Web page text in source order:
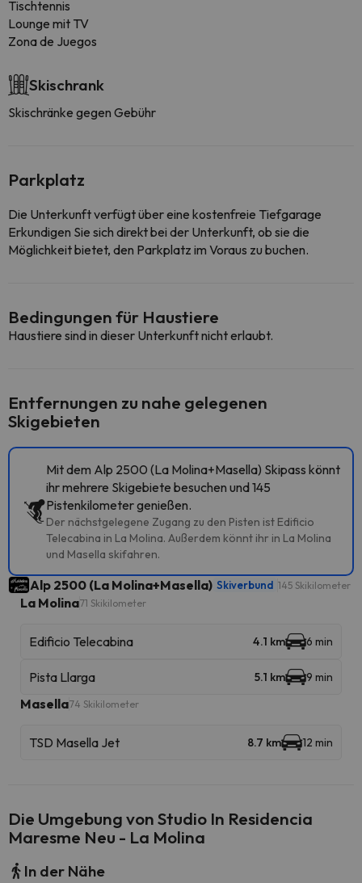
Tischtennis
Lounge mit TV
Zona de Juegos
Skischrank
Skischränke gegen Gebühr
Parkplatz
Die Unterkunft verfügt über eine kostenfreie Tiefgarage
Erkundigen Sie sich direkt bei der Unterkunft, ob sie die
Möglichkeit bietet, den Parkplatz im Voraus zu buchen.
Bedingungen für Haustiere
Haustiere sind in dieser Unterkunft nicht erlaubt.
Entfernungen zu nahe gelegenen
Skigebieten
Mit dem Alp 2500 (La Molina+Masella) Skipass könnt
ihr mehrere Skigebiete besuchen und 145
Pistenkilometer genießen.
Der nächstgelegene Zugang zu den Pisten ist Edificio
Telecabina in La Molina. Außerdem könnt ihr in La Molina
und Masella skifahren.
Alp 2500 (La Molina+Masella) Skiverbund 145 Skikilometer
La Molina71 Skikilometer
Edificio Telecabina 4.1 km 6 min
Pista Llarga 5.1 km 9 min
Masella74 Skikilometer
TSD Masella Jet 8.7 km 12 min
Die Umgebung von Studio In Residencia
Maresme Neu - La Molina
In der Nähe